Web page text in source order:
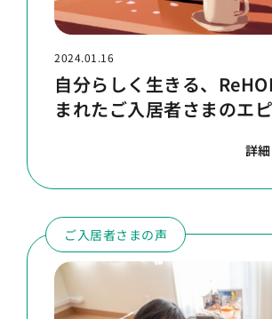
2024.01.16
自分らしく生きる、
まれたご入居者さまのエ
詳
ご入居者さまの声